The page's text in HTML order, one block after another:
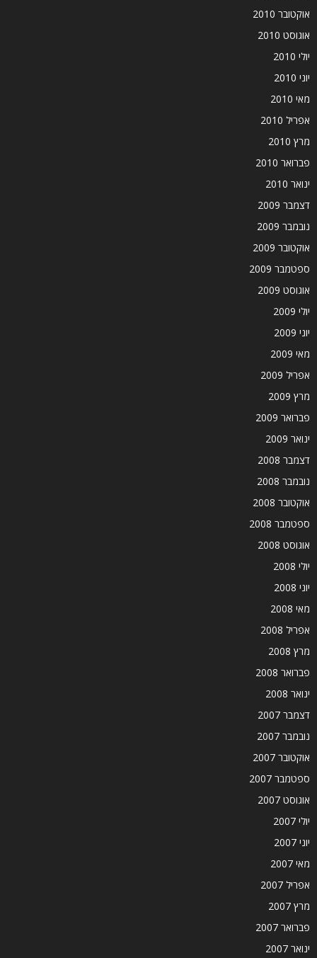
אוקטובר 2010
אוגוסט 2010
יולי 2010
יוני 2010
מאי 2010
אפריל 2010
מרץ 2010
פברואר 2010
ינואר 2010
דצמבר 2009
נובמבר 2009
אוקטובר 2009
ספטמבר 2009
אוגוסט 2009
יולי 2009
יוני 2009
מאי 2009
אפריל 2009
מרץ 2009
פברואר 2009
ינואר 2009
דצמבר 2008
נובמבר 2008
אוקטובר 2008
ספטמבר 2008
אוגוסט 2008
יולי 2008
יוני 2008
מאי 2008
אפריל 2008
מרץ 2008
פברואר 2008
ינואר 2008
דצמבר 2007
נובמבר 2007
אוקטובר 2007
ספטמבר 2007
אוגוסט 2007
יולי 2007
יוני 2007
מאי 2007
אפריל 2007
מרץ 2007
פברואר 2007
ינואר 2007